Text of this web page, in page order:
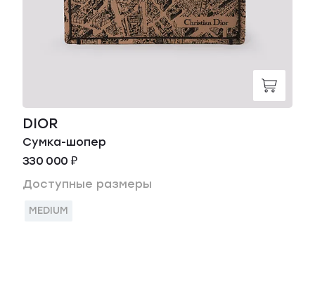
DIOR
Сумка-шопер
330 000 ₽
Доступные размеры
MEDIUM